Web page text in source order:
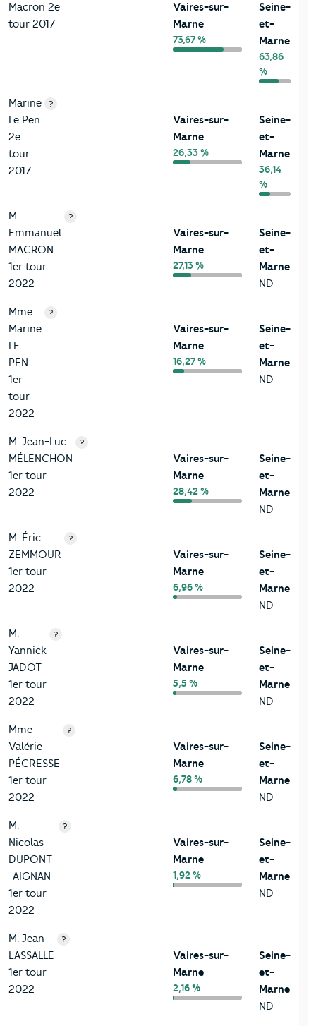
Macron 2e
tour 2017
Vaires-sur-
Marne
73,67 %
Seine-
et-
Marne
63,86
%
Marine
Le Pen
2e
tour
2017
?
Vaires-sur-
Marne
26,33 %
Seine-
et-
Marne
36,14
%
M.
Emmanuel
MACRON
1er tour
2022
?
Vaires-sur-
Marne
27,13 %
Seine-
et-
Marne
ND
Mme
Marine
LE
PEN
1er
tour
2022
?
Vaires-sur-
Marne
16,27 %
Seine-
et-
Marne
ND
M. Jean-Luc
MÉLENCHON
1er tour
2022
?
Vaires-sur-
Marne
28,42 %
Seine-
et-
Marne
ND
M. Éric
ZEMMOUR
1er tour
2022
?
Vaires-sur-
Marne
6,96 %
Seine-
et-
Marne
ND
M.
Yannick
JADOT
1er tour
2022
?
Vaires-sur-
Marne
5,5 %
Seine-
et-
Marne
ND
Mme
Valérie
PÉCRESSE
1er tour
2022
?
Vaires-sur-
Marne
6,78 %
Seine-
et-
Marne
ND
M.
Nicolas
DUPONT
-AIGNAN
1er tour
2022
?
Vaires-sur-
Marne
1,92 %
Seine-
et-
Marne
ND
M. Jean
LASSALLE
1er tour
2022
?
Vaires-sur-
Marne
2,16 %
Seine-
et-
Marne
ND